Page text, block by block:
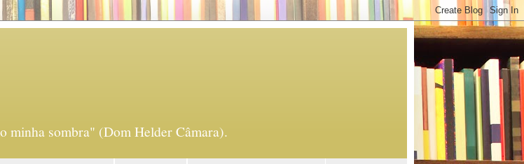
minha sombra" (Dom Helder Câmara).